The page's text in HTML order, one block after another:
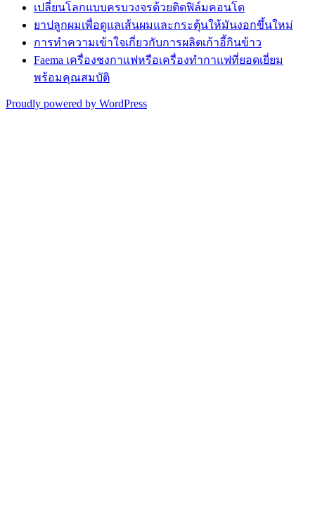
เปลี่ยนโลกแบบครบวงจรด้วยติดฟิล์มคอนโด
ยาปลูกผมเพื่อดูแลเส้นผมและกระตุ้นให้มันงอกขึ้นใหม่
การทำความเข้าใจเกี่ยวกับการผลิตเก้าอี้กินข้าว
Faema เครื่องชงกาแฟหรือเครื่องทำกาแฟที่ยอดเยี่ยม
พร้อมคุณสมบัติ
Proudly powered by WordPress